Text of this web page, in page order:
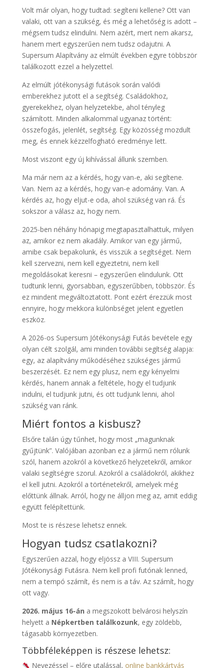
Volt már olyan, hogy tudtad: segíteni kellene? Ott van
valaki, ott van a szükség, és még a lehetőség is adott –
mégsem tudsz elindulni. Nem azért, mert nem akarsz,
hanem mert egyszerűen nem tudsz odajutni. A
Supersum Alapítvány az elmúlt években egyre többször
találkozott ezzel a helyzettel.
Az elmúlt jótékonysági futások során valódi
emberekhez jutott el a segítség. Családokhoz,
gyerekekhez, olyan helyzetekbe, ahol tényleg
számított. Minden alkalommal ugyanaz történt:
összefogás, jelenlét, segítség. Egy közösség mozdult
meg, és ennek kézzelfogható eredménye lett.
Most viszont egy új kihívással állunk szemben.
Ma már nem az a kérdés, hogy van-e, aki segítene.
Van. Nem az a kérdés, hogy van-e adomány. Van. A
kérdés az, hogy eljut-e oda, ahol szükség van rá. És
sokszor a válasz az, hogy nem.
2025-ben néhány hónapig megtapasztalhattuk, milyen
az, amikor ez nem akadály. Amikor van egy jármű,
amibe csak bepakolunk, és visszük a segítséget. Nem
kell szervezni, nem kell egyeztetni, nem kell
megoldásokat keresni – egyszerűen elindulunk. Ott
tudtunk lenni, gyorsabban, egyszerűbben, többször. És
ez mindent megváltoztatott. Pont ezért érezzük most
ennyire, hogy mekkora különbséget jelent egyetlen
eszköz.
A 2026-os Supersum Jótékonysági Futás bevétele egy
olyan célt szolgál, ami minden további segítség alapja:
egy, az alapítvány működéséhez szükséges jármű
beszerzését. Ez nem egy plusz, nem egy kényelmi
kérdés, hanem annak a feltétele, hogy el tudjunk
indulni, el tudjunk jutni, és ott tudjunk lenni, ahol
szükség van ránk.
Miért fontos a kisbusz?
Elsőre talán úgy tűnhet, hogy most „magunknak
gyűjtünk”. Valójában azonban ez a jármű nem rólunk
szól, hanem azokról a következő helyzetekről, amikor
valaki segítségre szorul. Azokról a családokról, akikhez
el kell jutni. Azokról a történetekről, amelyek még
előttünk állnak. Arról, hogy ne álljon meg az, amit eddig
együtt felépítettünk.
Most te is részese lehetsz ennek.
Hogyan tudsz csatlakozni?
Egyszerűen azzal, hogy eljössz a VIII. Supersum
Jótékonysági Futásra. Nem kell profi futónak lenned,
nem a tempó számít, és nem is a táv. Az számít, hogy
ott vagy.
2026. május 16-án a megszokott belvárosi helyszín
helyett a Népkertben találkozunk, egy zöldebb,
tágasabb környezetben.
Többféleképpen is részese lehetsz:
Nevezéssel – előre utalással, online bankkártyás